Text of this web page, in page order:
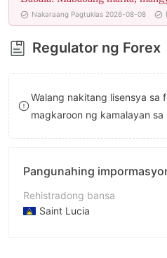
6
7
8
9
4
5
6
7
8
8
9
Nakaraang Pagtuklas 2026-08-08
Regulator ng Forex
Walang nakitang lisensya sa
magkaroon ng kamalayan
Pangunahing
Rehistradong bansa
Saint Lucia